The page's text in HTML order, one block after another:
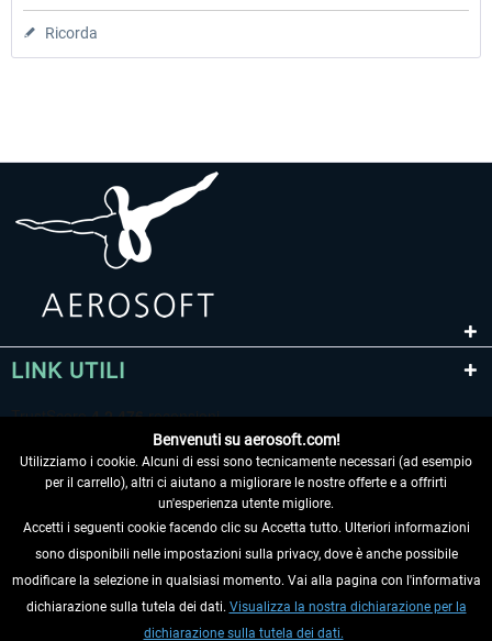
Ricorda
LINK UTILI
RECEDERE DAL CONTRATTO
INFORMAZIONI
Benvenuti su aerosoft.com!
Utilizziamo i cookie. Alcuni di essi sono tecnicamente necessari (ad esempio
per il carrello), altri ci aiutano a migliorare le nostre offerte e a offrirti
un'esperienza utente migliore.
Accetti i seguenti cookie facendo clic su Accetta tutto. Ulteriori informazioni
sono disponibili nelle impostazioni sulla privacy, dove è anche possibile
modificare la selezione in qualsiasi momento. Vai alla pagina con l'informativa
dichiarazione sulla tutela dei dati. Visualizza la nostra dichiarazione per la
dichiarazione sulla tutela dei dati.